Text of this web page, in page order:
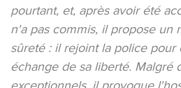
pourtant, et, après avoir été
n'a pas commis, il propose un
sûreté : il rejoint la police pour
échange de sa liberté. Malgré